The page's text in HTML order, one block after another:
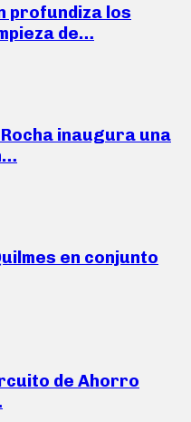
profundiza los
de…
inaugura una
en conjunto
de Ahorro